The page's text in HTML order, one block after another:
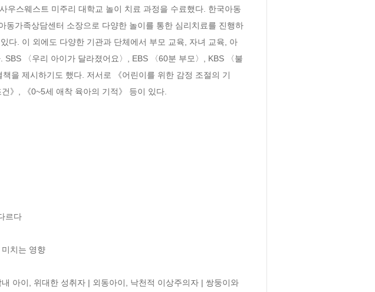
우스웨스트 미주리 대학교 놀이 치료 과정을 수료했다. 한국아동
가족상담센터 소장으로 다양한 놀이를 통한 심리치료를 진행하
다. 이 외에도 다양한 기관과 단체에서 부모 교육, 자녀 교육, 아
〈우리 아이가 달라졌어요〉, EBS 〈60분 부모〉, KBS 〈불
을 제시하기도 했다. 저서로 《어린이를 위한 감정 조절의 기
》, 《0~5세 애착 육아의 기적》 등이 있다.
르다
치는 영향
아이, 위대한 성취자 | 외동아이, 낙천적 이상주의자 | 쌍둥이와